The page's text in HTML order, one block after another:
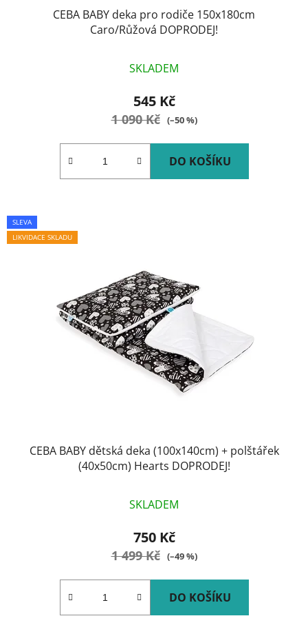
CEBA BABY deka pro rodiče 150x180cm
Caro/Růžová DOPRODEJ!
SKLADEM
545 Kč
1 090 Kč (–50 %)
DO KOŠÍKU
SLEVA
LIKVIDACE SKLADU
CEBA BABY dětská deka (100x140cm) + polštářek
(40x50cm) Hearts DOPRODEJ!
SKLADEM
750 Kč
1 499 Kč (–49 %)
DO KOŠÍKU